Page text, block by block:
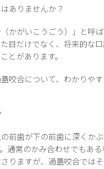
ありませんか？
かがいこうごう）」と呼
目だけでなく、将来的な
とがあります。
咬合について、わかりや
前歯が下の前歯に深くか
通常のかみ合わせでもあ
りますが、過蓋咬合では